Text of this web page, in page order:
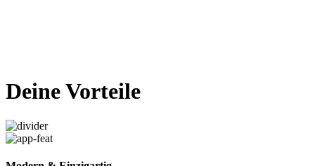
Deine Vorteile